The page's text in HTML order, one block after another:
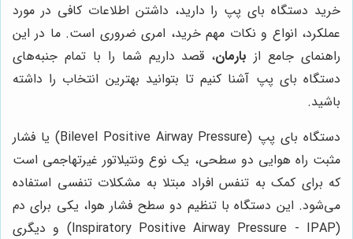
خرید دستگاه بای پپ را دارید، داشتن اطلاعات کافی در مورد
عملکرد، انواع و نکات مهم خرید، امری ضروری است. ما در این
راهنمای جامع از بارمان، قصد داریم شما را با تمام جنبه‌های
دستگاه بای پپ آشنا کنیم تا بتوانید بهترین انتخاب را داشته
باشید.
دستگاه بای پپ (Bilevel Positive Airway Pressure) یا فشار
مثبت راه هوایی دو سطحی، یک نوع ونتیلاتور غیرتهاجمی است
که برای کمک به تنفس افراد مبتلا به مشکلات تنفسی استفاده
می‌شود. این دستگاه با تنظیم دو سطح فشار هوا، یکی برای دم
(Inspiratory Positive Airway Pressure - IPAP) و دیگری